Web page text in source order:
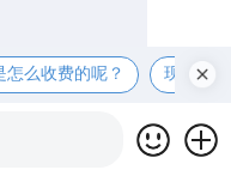
怎么收费的呢？ 现在有